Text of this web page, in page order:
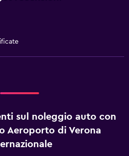
sul noleggio auto con
Aeroporto di Verona